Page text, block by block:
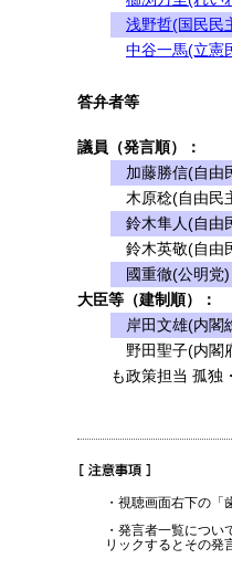
浅野哲(国民民
中谷一馬(立憲
答弁者等
議員（発言順）：
加藤勝信(自由
木原稔(自由民
鈴木隼人(自由
鈴木英敬(自由
國重徹(公明党)
大臣等（建制順）：
岸田文雄(内閣
野田聖子(内閣
も政策担当 孤独
・視聴画面右下の
・発言者一覧につ
リックするとその発